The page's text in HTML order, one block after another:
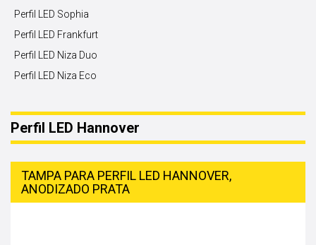
Perfil LED Sophia
Perfil LED Frankfurt
Perfil LED Niza Duo
Perfil LED Niza Eco
Perfil LED Hannover
TAMPA PARA PERFIL LED HANNOVER,
ANODIZADO PRATA